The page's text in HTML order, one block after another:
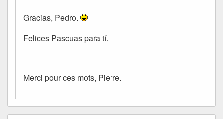
Gracias, Pedro.
Felices Pascuas para tí.
Merci pour ces mots, Pierre.